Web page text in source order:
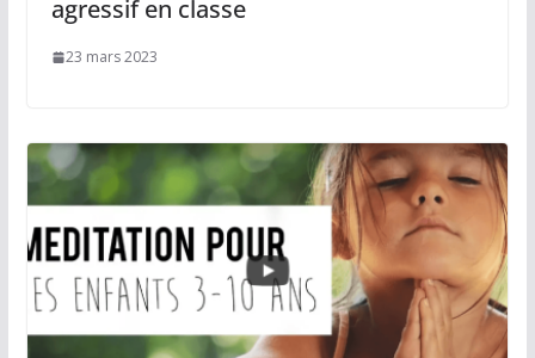
agressif en classe
23 mars 2023